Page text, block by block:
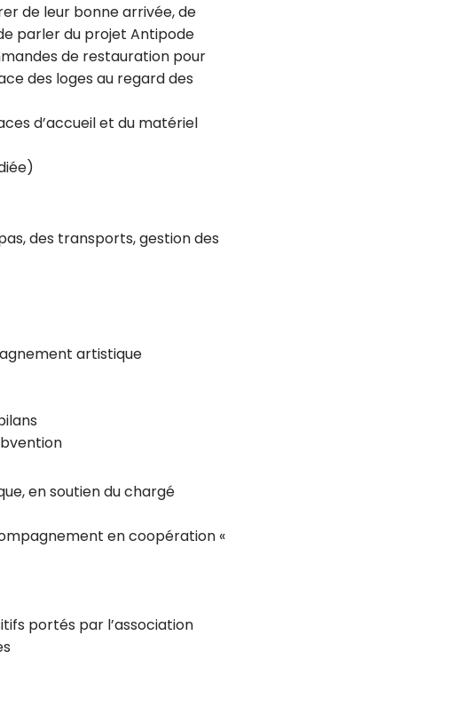
de leur bonne arrivée, de
parler du projet Antipode
de restauration pour
des loges au regard des
d’accueil et du matériel
des transports, gestion des
artistique
en soutien du chargé
en coopération «
portés par l’association